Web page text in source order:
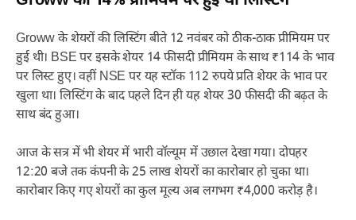
Groww के शेयरों की लिस्टिंग बीते 12 नवंबर को ठीक-ठाक प्रीमियम पर
हुई थी। BSE पर इसके शेयर 14 फीसदी प्रीमियम के साथ ₹114 के भाव
पर लिस्ट हुए। वहीं NSE पर यह स्टॉक 112 रुपये प्रति शेयर के भाव पर
खुला था। लिस्टिंग के बाद पहले दिन ही यह शेयर 30 फीसदी की बढ़त के
साथ बंद हुआ।
आज के सत्र में भी शेयर में भारी वॉल्यूम में उछाल देखा गया। दोपहर
12:20 बजे तक कंपनी के 25 लाख शेयरों का कारोबार हो चुका था।
कारोबार किए गए शेयरों का कुल मूल्य अब लगभग ₹4,000 करोड़ है।